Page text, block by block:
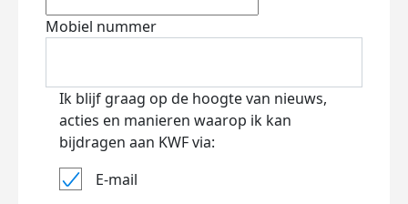
Mobiel nummer
Ik blijf graag op de hoogte van nieuws,
acties en manieren waarop ik kan
bijdragen aan KWF via:
E-mail